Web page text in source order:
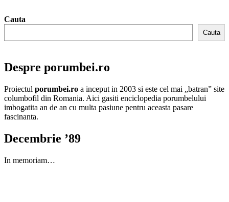
Cauta
Cauta
Despre porumbei.ro
Proiectul porumbei.ro a inceput in 2003 si este cel mai „batran” site
columbofil din Romania. Aici gasiti enciclopedia porumbelului
imbogatita an de an cu multa pasiune pentru aceasta pasare
fascinanta.
Decembrie ’89
In memoriam…